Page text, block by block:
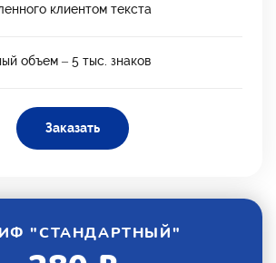
клиентом текста
объем – 5 тыс. знаков
Заказать
"СТАНДАРТНЫЙ"